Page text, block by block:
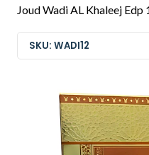
Joud Wadi AL Khaleej
SKU: WADI12